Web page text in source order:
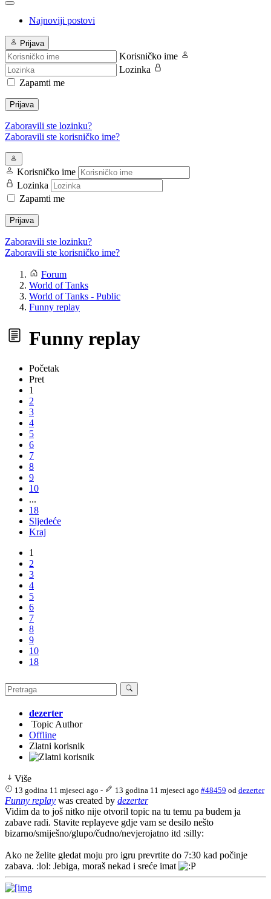
Najnoviji postovi
Prijava
Korisničko ime
Lozinka
Zapamti me
Prijava
Zaboravili ste lozinku?
Zaboravili ste korisničko ime?
Korisničko ime
Lozinka
Zapamti me
Prijava
Zaboravili ste lozinku?
Zaboravili ste korisničko ime?
Forum
World of Tanks
World of Tanks - Public
Funny replay
Funny replay
Početak
Pret
1
2
3
4
5
6
7
8
9
10
...
18
Sljedeće
Kraj
1
2
3
4
5
6
7
8
9
10
18
dezerter
Topic Author
Offline
Zlatni korisnik
Više
13 godina 11 mjeseci ago - 13 godina 11 mjeseci ago #48459 od dezerter
Funny replay was created by dezerter
Vidim da to još nitko nije otvoril topic na tu temu pa budem ja
zabave radi. Stavite replayeve gdje vam se desilo nešto
bizarno/smiješno/glupo/čudno/nevjerojatno itd :silly:
Ako ne želite gledat moju pro igru prevrtite do 7:30 kad počinje
zabava. :lol: Jebiga, moraš nekad i sreće imat